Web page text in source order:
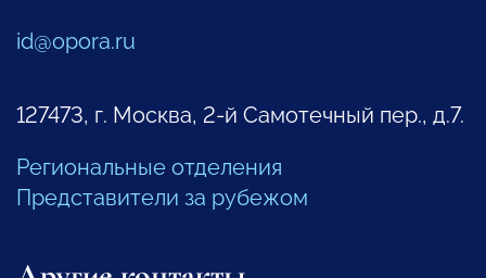
id@opora.ru
127473, г. Москва, 2-й Самотечный пер., д.7.
Региональные отделения
Представители за рубежом